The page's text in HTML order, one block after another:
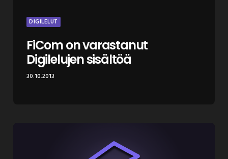
DIGILELUT
FiCom on varastanut
Digilelujen sisältöä
30.10.2013